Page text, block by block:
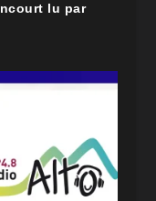
lu par